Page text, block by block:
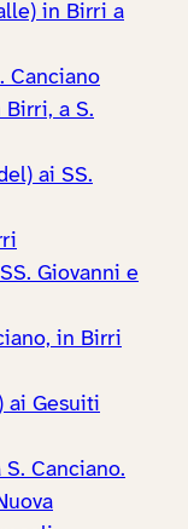
in Birri a
Canciano
Birri, a S.
ai SS.
Giovanni e
in Birri
ai Gesuiti
Canciano.